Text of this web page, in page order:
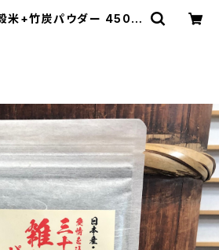
米+竹炭パウダー 450g